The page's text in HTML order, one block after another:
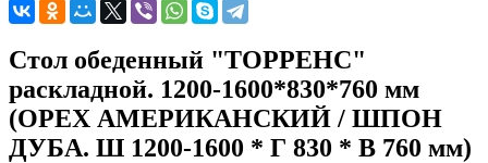
Стол обеденный "ТОРРЕНС"
раскладной. 1200-1600*830*760 мм
(ОРЕХ АМЕРИКАНСКИЙ / ШПОН
ДУБА. Ш 1200-1600 * Г 830 * В 760 мм)